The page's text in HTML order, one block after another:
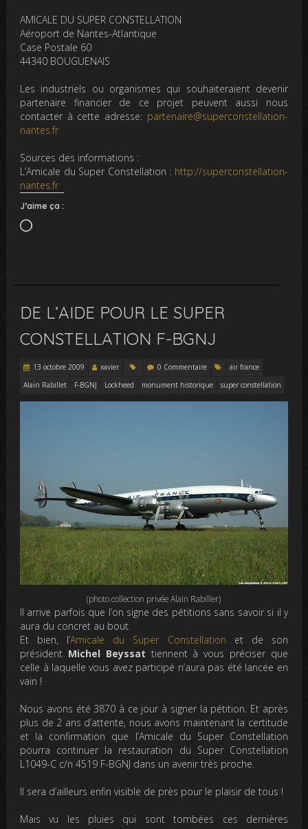
AMICALE DU SUPER CONSTELLATION
Aéroport de Nantes-Atlantique
Case Postale 60
44340 BOUGUENAIS
Les industriels ou organismes qui souhaiteraient devenir
partenaire financier de ce projet peuvent aussi nous
contacter à cette adresse: partenaire@superconstellation-
nantes.fr
Sources des informations :
L’Amicale du Super Constellation : http://superconstellation-
nantes.fr
J’aime ça :
Chargement…
DE L’AIDE POUR LE SUPER
CONSTELLATION F-BGNJ
13 octobre 2009 xavier 0 Commentaire
air france
Alain Rabillet
F-BGNJ Lockheed monument historique super constellation
(photo collection privée Alain Rabiller)
Il arrive parfois que l’on signe des pétitions sans savoir si il y
aura du concret au bout.
Et bien, l’Amicale du Super Constellation et de son
président Michel Beyssat tiennent à vous préciser que
celle à laquelle vous avez participé n’aura pas été lancée en
vain !
Nous avons été 3870 à ce jour à signer la pétition. Et après
plus de 2 ans d’attente, nous avons maintenant la certitude
et la confirmation que l’Amicale du Super Constellation
pourra continuer la restauration du Super Constellation
L1049-C c/n 4519 F-BGNJ dans un avenir très proche.
Il sera d’ailleurs enfin visible de près pour le plaisir de tous !
Mais vu les pluies qui sont tombées ces dernières